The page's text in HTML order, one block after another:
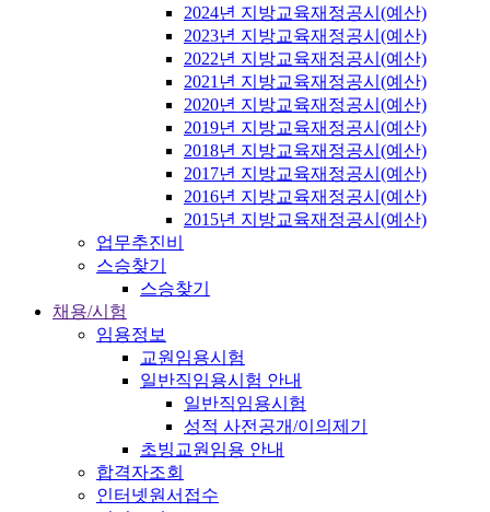
2024년 지방교육재정공시(예산)
2023년 지방교육재정공시(예산)
2022년 지방교육재정공시(예산)
2021년 지방교육재정공시(예산)
2020년 지방교육재정공시(예산)
2019년 지방교육재정공시(예산)
2018년 지방교육재정공시(예산)
2017년 지방교육재정공시(예산)
2016년 지방교육재정공시(예산)
2015년 지방교육재정공시(예산)
업무추진비
스승찾기
스승찾기
채용/시험
임용정보
교원임용시험
일반직임용시험 안내
일반직임용시험
성적 사전공개/이의제기
초빙교원임용 안내
합격자조회
인터넷원서접수